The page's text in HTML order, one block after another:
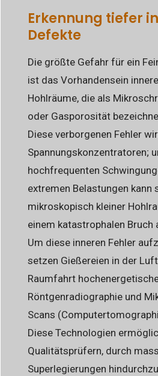
Erkennung tiefer
Defekte
Die größte Gefahr für ein
ist das Vorhandensein
Hohlräume, die als
oder Gasporosität
Diese verborgenen Fehler
Spannungskonzentratoren;
hochfrequenten
extremen Belastungen kann
mikroskopisch kleiner
einem katastrophalen Bruch
Um diese inneren Fehler
setzen Gießereien in der
Raumfahrt
Röntgenradiographie und
Scans
Diese Technologien
Qualitätsprüfern, durch
Superlegierungen